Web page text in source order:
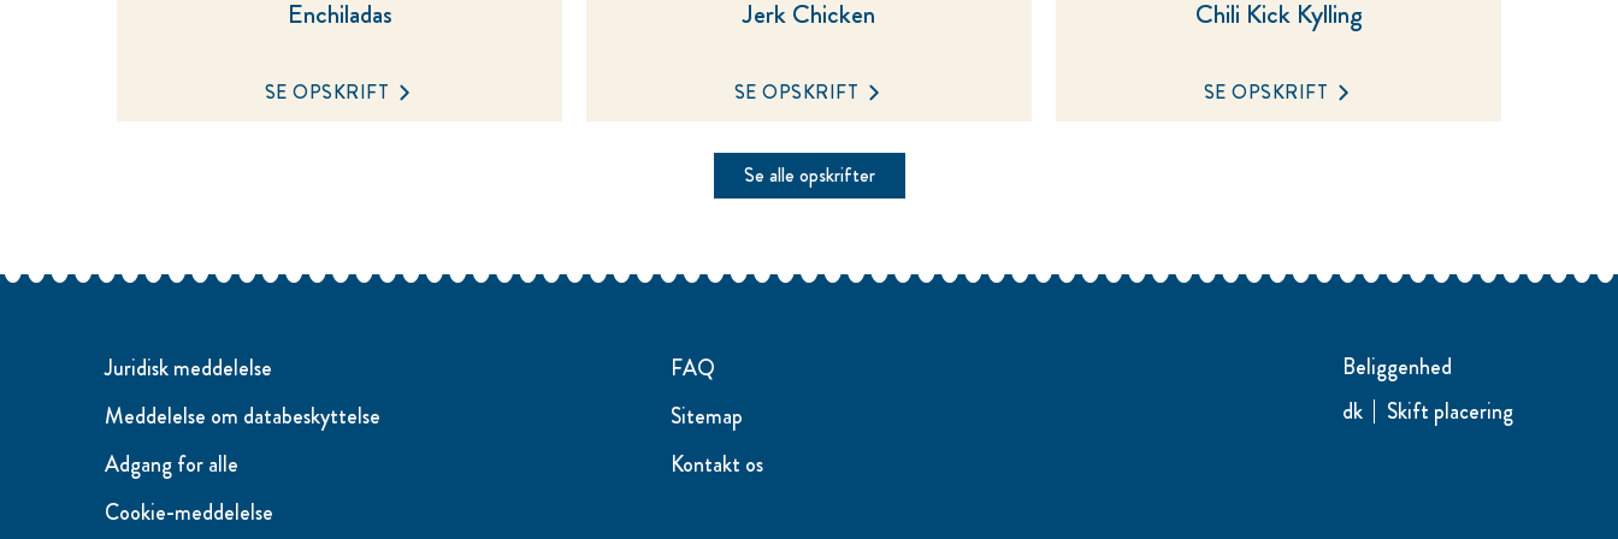
Enchiladas
SE OPSKRIFT
Jerk Chicken
SE OPSKRIFT
Chili Kick Kylling
SE OPSKRIFT
Se alle opskrifter
Juridisk meddelelse
Meddelelse om databeskyttelse
Adgang for alle
Cookie-meddelelse
FAQ
Sitemap
Kontakt os
Beliggenhed
dk
Skift placering